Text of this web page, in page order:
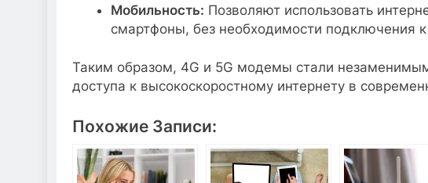
Мобильность: Позволяют использовать
смартфоны, без необходимости подключения
Таким образом, 4G и 5G модемы стали
доступа к высокоскоростному интернету в
Похожие Записи: